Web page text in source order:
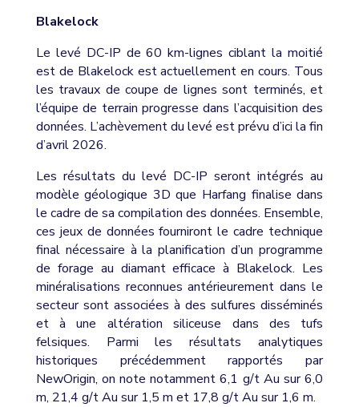
Blakelock
Le levé DC-IP de 60 km-lignes ciblant la moitié
est de Blakelock est actuellement en cours. Tous
les travaux de coupe de lignes sont terminés, et
l’équipe de terrain progresse dans l’acquisition des
données. L’achèvement du levé est prévu d’ici la fin
d’avril 2026.
Les résultats du levé DC-IP seront intégrés au
modèle géologique 3D que Harfang finalise dans
le cadre de sa compilation des données. Ensemble,
ces jeux de données fourniront le cadre technique
final nécessaire à la planification d’un programme
de forage au diamant efficace à Blakelock. Les
minéralisations reconnues antérieurement dans le
secteur sont associées à des sulfures disséminés
et à une altération siliceuse dans des tufs
felsiques. Parmi les résultats analytiques
historiques précédemment rapportés par
NewOrigin, on note notamment 6,1 g/t Au sur 6,0
m, 21,4 g/t Au sur 1,5 m et 17,8 g/t Au sur 1,6 m.